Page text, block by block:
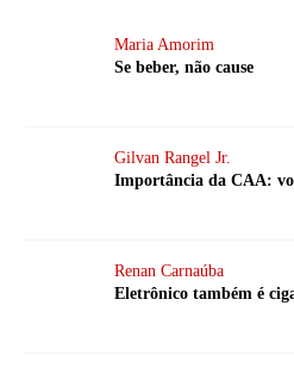
Maria Amorim
Se beber, não cause
Gilvan Rangel Jr.
Importância da CAA:
Renan Carnaúba
Eletrônico também é